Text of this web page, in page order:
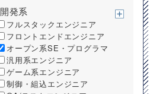
開発系
フルスタックエンジニア
フロントエンドエンジニア
オープン系SE・プログラマ
汎用系エンジニア
ゲーム系エンジニア
制御・組込エンジニア